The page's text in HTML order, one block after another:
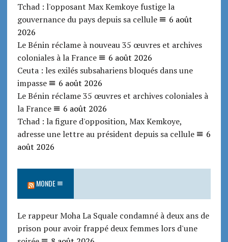
Tchad : l'opposant Max Kemkoye fustige la
gouvernance du pays depuis sa cellule
6 août
2026
Le Bénin réclame à nouveau 35 œuvres et archives
coloniales à la France
6 août 2026
Ceuta : les exilés subsahariens bloqués dans une
impasse
6 août 2026
Le Bénin réclame 35 œuvres et archives coloniales à
la France
6 août 2026
Tchad : la figure d'opposition, Max Kemkoye,
adresse une lettre au président depuis sa cellule
6
août 2026
MONDE
Le rappeur Moha La Squale condamné à deux ans de
prison pour avoir frappé deux femmes lors d'une